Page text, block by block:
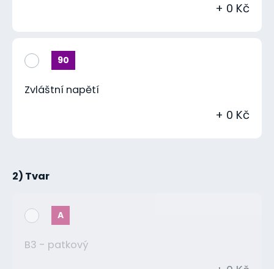
+ 0 Kč
90
Zvláštní napětí
+ 0 Kč
2) Tvar
A
B3 - patkový